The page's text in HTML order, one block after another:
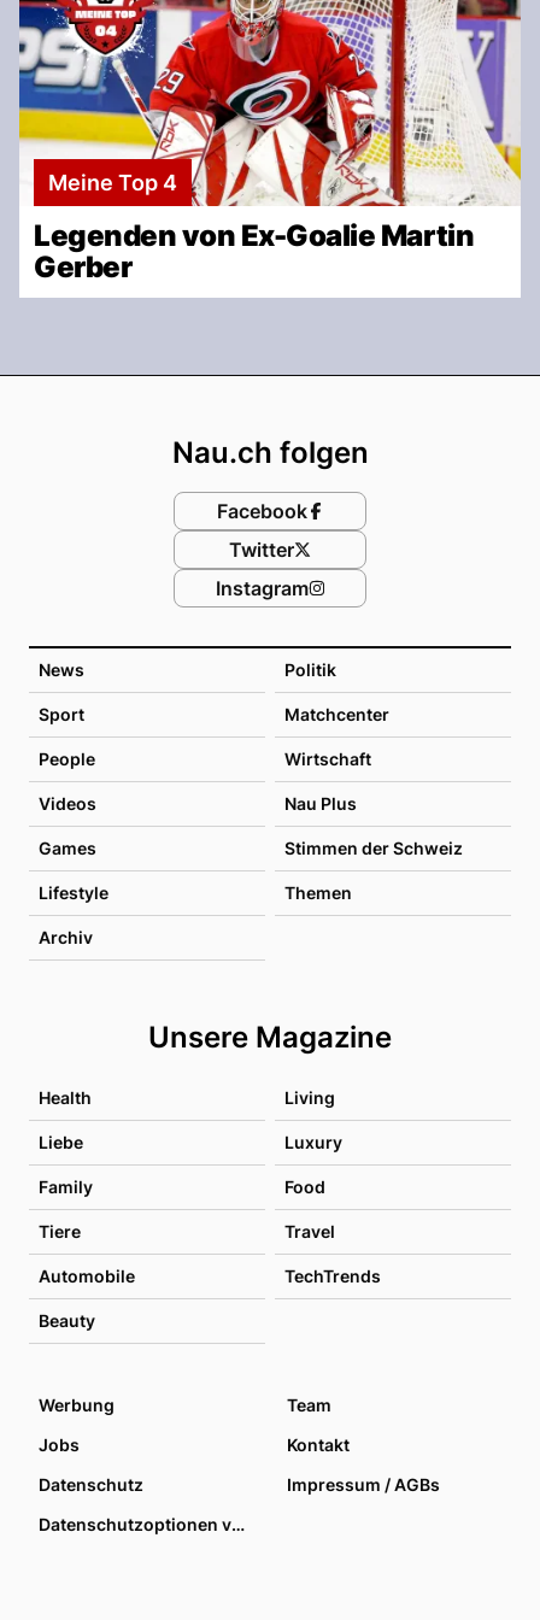
Meine Top 4
Legenden von Ex-Goalie Martin
Gerber
News Politik
Sport Matchcenter
People Wirtschaft
Videos Nau Plus
Games Stimmen der Schweiz
Lifestyle Themen
Archiv
Unsere Magazine
Health Living
Liebe Luxury
Family Food
Tiere Travel
Automobile TechTrends
Beauty
Nau.ch folgen
Facebook
Twitter
Instagram
Werbung
Team
Jobs
Kontakt
Datenschutz
Impressum / AGBs
Datenschutzoptionen verwalten